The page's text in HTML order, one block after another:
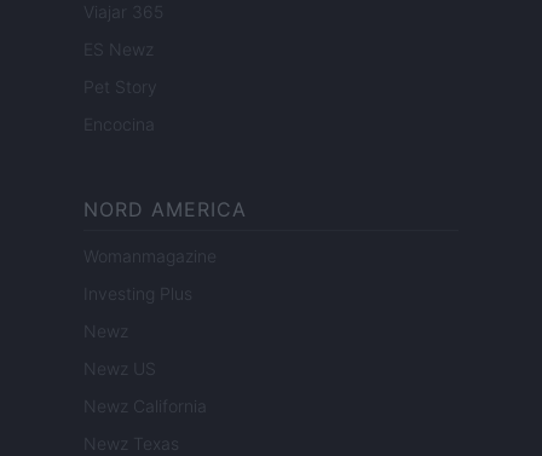
Viajar 365
ES Newz
Pet Story
Encocina
NORD AMERICA
Womanmagazine
Investing Plus
Newz
Newz US
Newz California
Newz Texas